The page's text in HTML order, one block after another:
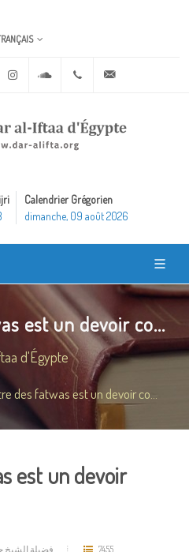
Youtube Instagram Soundcloud+20 2 25970400
Calendrier Grégorien
dimanche, 09 août 2026
est un devoir co...
d'Égypte
des fatwas est un devoir co...
est un devoir
فضيلة الشيخ 7455